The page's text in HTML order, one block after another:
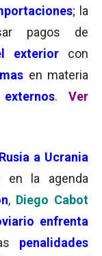
; la
pagos de
exteriorcon
en materia
.Ver
a Ucrania
en la agenda
, Diego Cabot
enfrenta
penalidades